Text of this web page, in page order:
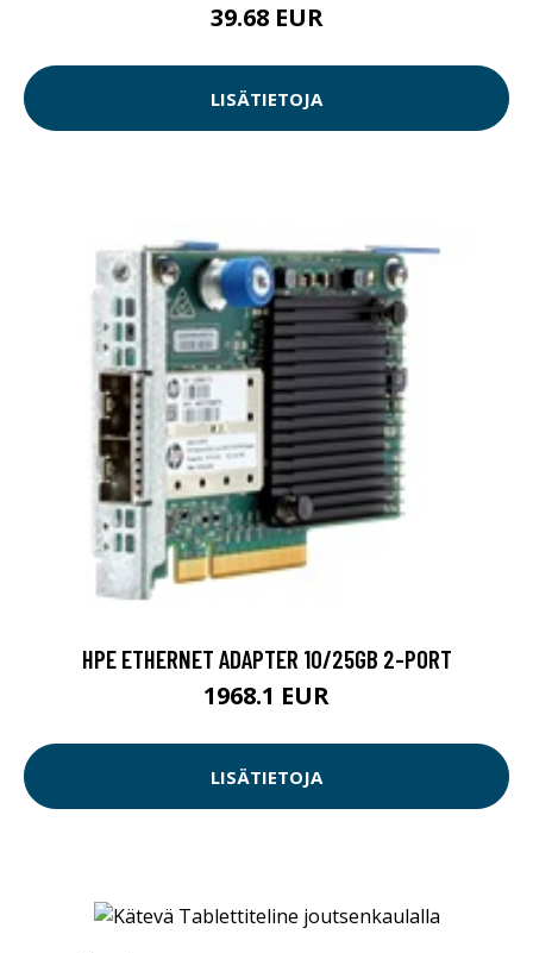
39.68 EUR
LISÄTIETOJA
HPE ETHERNET ADAPTER 10/25GB 2-PORT
1968.1 EUR
LISÄTIETOJA